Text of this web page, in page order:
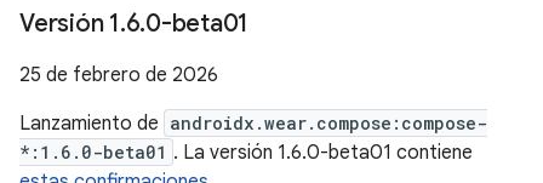
Versión 1.6.0-beta01
25 de febrero de 2026
Lanzamiento de androidx.wear.compose:compose-
*:1.6.0-beta01 . La versión 1.6.0-beta01 contiene